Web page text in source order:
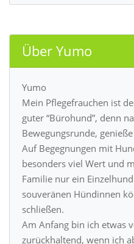
Über Yumo
Yumo
Mein Pflegefrauchen ist
guter “Bürohund”, denn
Bewegungsrunde,
Auf Begegnungen mit
besonders viel Wert und
Familie nur ein
souveränen Hündinnen
schließen.
Am Anfang bin ich etwas
zurückhaltend, wenn ich